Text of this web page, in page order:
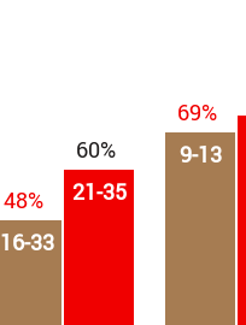
48%
16-33
60%
21-35
69%
9-13